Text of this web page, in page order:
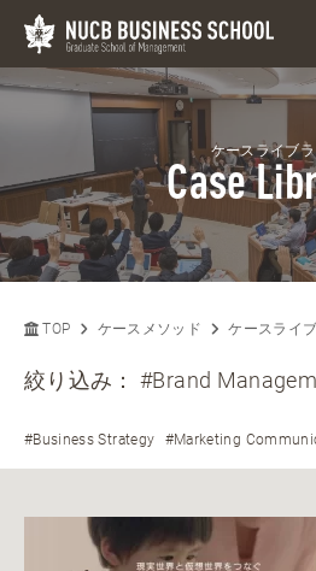
ケースライブ
Case
TOP ケースメソッド ケースライ
絞り込み：#Brand
#Business Strategy #Marketing